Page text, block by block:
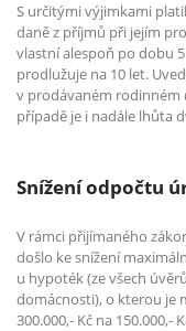
S určitými výjimkami
daně z příjmů při jejím
vlastní alespoň po dobu
prodlužuje na 10 let.
v prodávaném rodinném
případě je i nadále lhůta
Snížení odpočtu
V rámci přijímaného
došlo ke snížení
u hypoték (ze všech
domácnosti), o kterou je
300.000,- Kč na 150.000,-